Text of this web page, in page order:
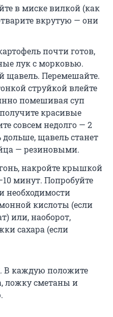
в миске вилкой (как
вкрутую — они
почти готов,
лук с морковью.
щавель. Перемешайте.
струйкой влейте
помешивая суп
красивые
совсем недолго — 2
щавель станет
— резиновыми.
накройте крышкой
минут. Попробуйте
необходимости
кислоты (если
или, наоборот,
сахара (если
В каждую положите
ложку сметаны и